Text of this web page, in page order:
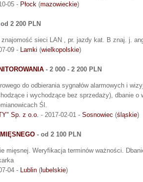
05 - Płock (mazowieckie)
2 200 PLN
sieci LAN , pr. jazdy kat. B znaj. j.
09 - Lamki (wielkopolskie)
- 2 000 - 2 200 PLN
do odbierania sygnałów alarmowych i
i wychodzące bez sprzedaży), dbanie
Śl.
Sp. z o.o. - 2017-02-01 - Sosnowiec (śląskie)
- od 2 100 PLN
mięsnej. Weryfikacja terminów ważności.
04 - Lublin ( lubelskie)